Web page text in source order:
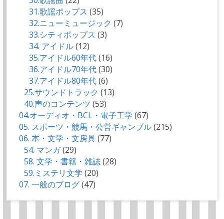
31.歌謡ポップス (35)
32.ニューミュージック (7)
33.シティポップス (3)
34. アイドル(12)
35.アイドル60年代(16)
36.アイドル70年代(30)
37.アイドル80年代(6)
25.サウンドトラック (13)
40.声のコンテンツ (53)
04.オーディオ・BCL・電子工学 (67)
05. スポーツ・競馬・公営ギャンブル(215)
06. 本・文学・文房具(77)
54. マンガ(29)
58. 文学・書籍・雑誌(28)
59.ミステリ文学 (20)
07. 一般のブログ(47)